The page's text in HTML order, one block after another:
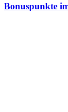
Bonuspunkte